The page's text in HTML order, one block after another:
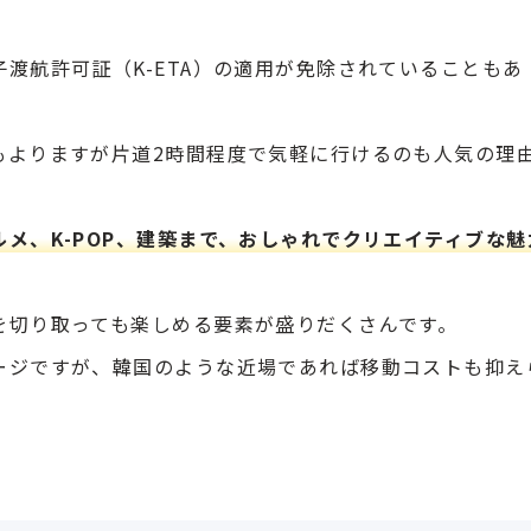
航許可証（K-ETA）の適用が免除されていることもあ
りますが片道2時間程度で気軽に行けるのも人気の理
、K-POP、建築まで、おしゃれでクリエイティブな
り取っても楽しめる要素が盛りだくさんです。
ですが、韓国のような近場であれば移動コストも抑え